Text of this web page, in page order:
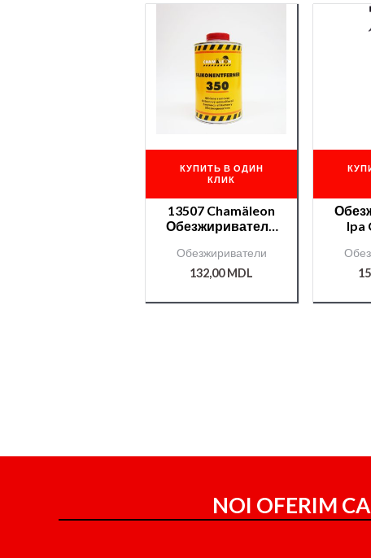
КУПИТЬ В ОДИН
КЛИК
13507 Chamäleon
Обезжириватель
Обезжириватели
132,00MDL
Ipa
NOI OFERIM